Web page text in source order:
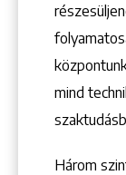
mind
Három